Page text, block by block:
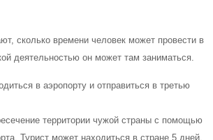
сколько времени человек может провести в
деятельностью он может там заниматься.
в аэропорту и отправиться в третью
территории чужой страны с помощью
Турист может находиться в стране 5 дней.